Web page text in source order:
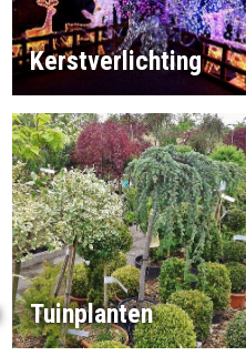
Kerstverlichting
Tuinplanten